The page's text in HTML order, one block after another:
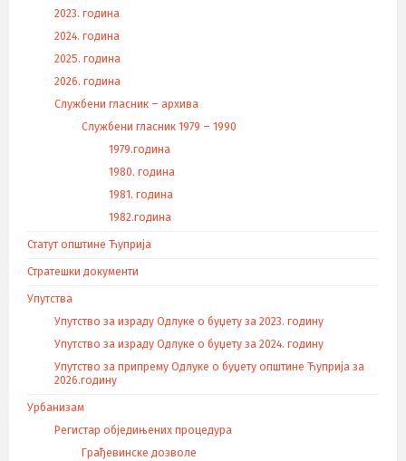
2023. година
2024. година
2025. година
2026. година
Службени гласник – архива
Службени гласник 1979 – 1990
1979.година
1980. година
1981. година
1982.година
Статут општине Ћуприја
Стратешки документи
Упутства
Упутство за израду Одлуке о буџету за 2023. годину
Упутство за израду Одлуке о буџету за 2024. годину
Упутство за припрему Одлуке о буџету општине Ћуприја за
2026.годину
Урбанизам
Регистар обједињених процедура
Грађевинске дозволе